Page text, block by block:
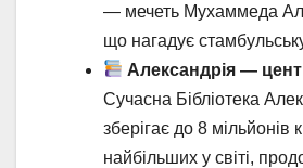
— мечеть Мухаммеда
що нагадує
Александрія —
Сучасна Бібліотека
зберігає до 8 мільйонів
найбільших у світі,